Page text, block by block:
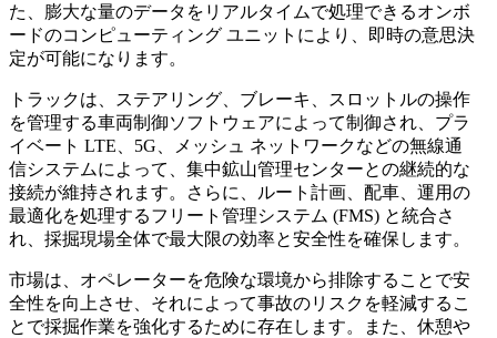
た、膨大な量のデータをリアルタイムで処理できるオンボ
ードのコンピューティング ユニットにより、即時の意思決
定が可能になります。
トラックは、ステアリング、ブレーキ、スロットルの操作
を管理する車両制御ソフトウェアによって制御され、プラ
イベート LTE、5G、メッシュ ネットワークなどの無線通
信システムによって、集中鉱山管理センターとの継続的な
接続が維持されます。さらに、ルート計画、配車、運用の
最適化を処理するフリート管理システム (FMS) と統合さ
れ、採掘現場全体で最大限の効率と安全性を確保します。
市場は、オペレーターを危険な環境から排除することで安
全性を向上させ、それによって事故のリスクを軽減するこ
とで採掘作業を強化するために存在します。また、休憩や